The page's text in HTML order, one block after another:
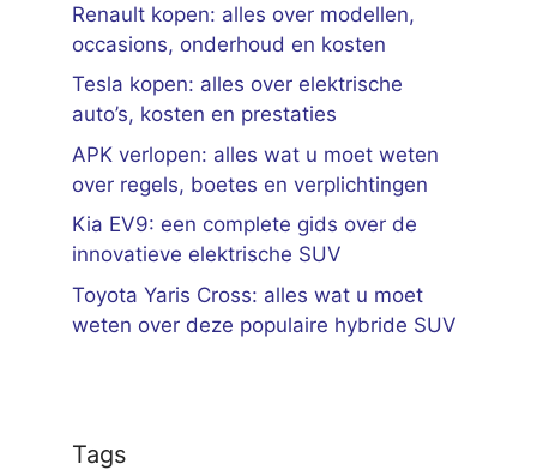
Renault kopen: alles over modellen,
occasions, onderhoud en kosten
Tesla kopen: alles over elektrische
auto’s, kosten en prestaties
APK verlopen: alles wat u moet weten
over regels, boetes en verplichtingen
Kia EV9: een complete gids over de
innovatieve elektrische SUV
Toyota Yaris Cross: alles wat u moet
weten over deze populaire hybride SUV
Tags